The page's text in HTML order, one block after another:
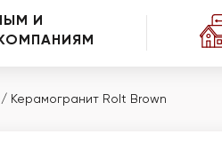
И
/ Керамогранит Rolt Brown